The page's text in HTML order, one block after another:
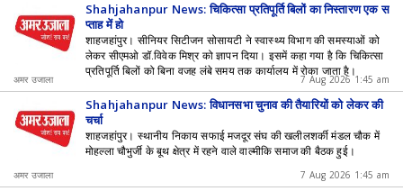
Shahjahanpur News: चिकित्सा प्रतिपूर्ति बिलों का निस्तारण एक स
प्ताह में हो
शाहजहांपुर। सीनियर सिटीजन सोसायटी ने स्वास्थ्य विभाग की समस्याओं को
लेकर सीएमओ डॉ.विवेक मिश्र को ज्ञापन दिया। इसमें कहा गया है कि चिकित्सा
प्रतिपूर्ति बिलों को बिना वजह लंबे समय तक कार्यालय में रोका जाता है।
अमर उजाला 7 Aug 2026 1:45 am
Shahjahanpur News: विधानसभा चुनाव की तैयारियों को लेकर की
चर्चा
शाहजहांपुर। स्थानीय निकाय सफाई मजदूर संघ की खलीलशर्की मंडल चौक में
मोहल्ला चौभुर्जी के बूथ क्षेत्र में रहने वाले वाल्मीकि समाज की बैठक हुई।
अमर उजाला 7 Aug 2026 1:45 am